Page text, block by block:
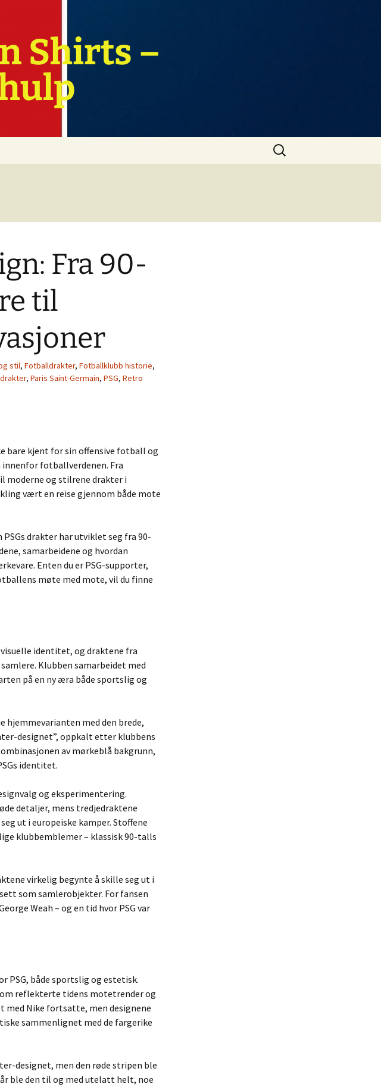
Shirts –
Zoeken
naar:
Fra 90-
til
stil, Fotballdrakter, Fotballklubb historie,
, Paris Saint-Germain, PSG, Retro
bare kjent for sin offensive fotball og
fotballverdenen. Fra
moderne og stilrene drakter i
vært en reise gjennom både mote
drakter har utviklet seg fra 90-
samarbeidene og hvordan
Enten du er PSG-supporter,
møte med mote, vil du finne
identitet, og draktene fra
Klubben samarbeidet med
på en ny æra både sportslig og
hjemmevarianten med den brede,
designet”, oppkalt etter klubbens
av mørkeblå bakgrunn,
identitet.
og eksperimentering.
detaljer, mens tredjedraktene
ut i europeiske kamper. Stoffene
klubbemblemer – klassisk 90-talls
virkelig begynte å skille seg ut i
som samlerobjekter. For fansen
Weah – og en tid hvor PSG var
PSG, både sportslig og estetisk.
reflekterte tidens motetrender og
med Nike fortsatte, men designene
sammenlignet med de fargerike
designet, men den røde stripen ble
ble den til og med utelatt helt, noe